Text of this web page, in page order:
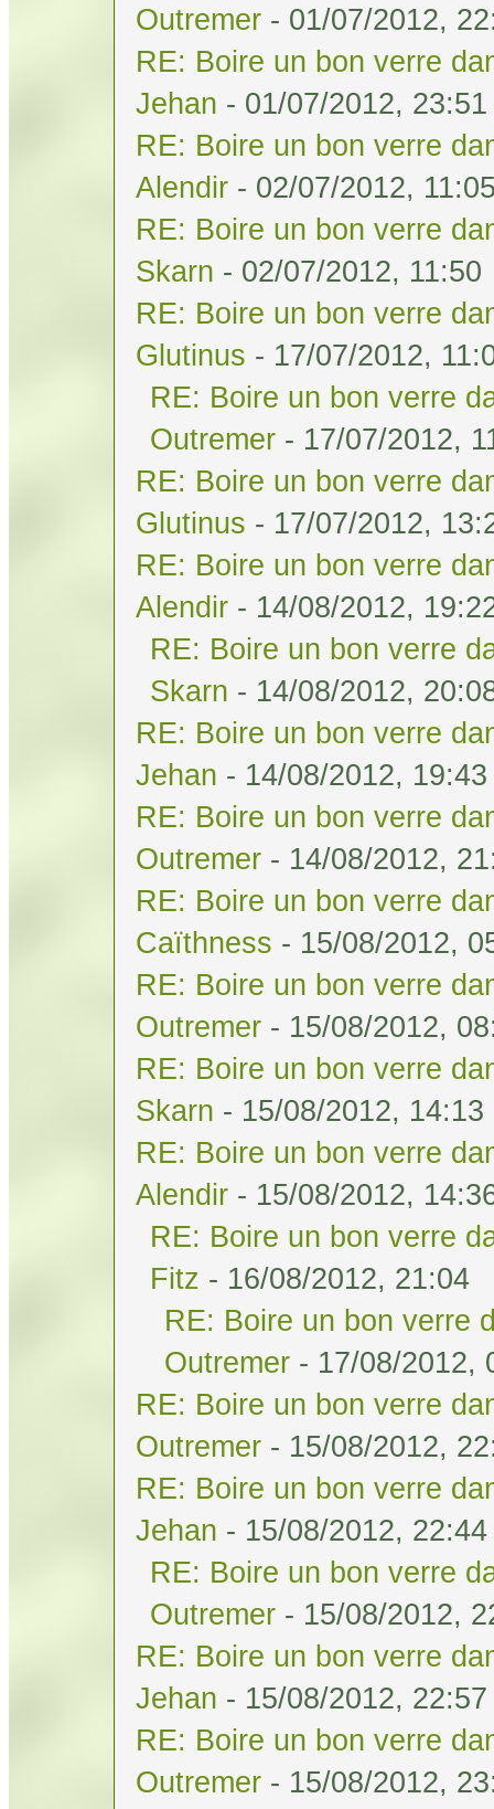
Outremer - 01/07/2012,
RE: Boire un bon verre
Jehan - 01/07/2012, 23:51
RE: Boire un bon verre
Alendir - 02/07/2012,
RE: Boire un bon verre
Skarn - 02/07/2012, 11:50
RE: Boire un bon verre
Glutinus - 17/07/2012,
RE: Boire un bon verre
Outremer - 17/07/2012,
RE: Boire un bon verre
Glutinus - 17/07/2012,
RE: Boire un bon verre
Alendir - 14/08/2012,
RE: Boire un bon verre
Skarn - 14/08/2012,
RE: Boire un bon verre
Jehan - 14/08/2012, 19:43
RE: Boire un bon verre
Outremer - 14/08/2012,
RE: Boire un bon verre
Caïthness - 15/08/2012,
RE: Boire un bon verre
Outremer - 15/08/2012,
RE: Boire un bon verre
Skarn - 15/08/2012, 14:13
RE: Boire un bon verre
Alendir - 15/08/2012,
RE: Boire un bon verre
Fitz - 16/08/2012, 21:04
RE: Boire un bon verre
Outremer - 17/08/2012,
RE: Boire un bon verre
Outremer - 15/08/2012,
RE: Boire un bon verre
Jehan - 15/08/2012, 22:44
RE: Boire un bon verre
Outremer - 15/08/2012,
RE: Boire un bon verre
Jehan - 15/08/2012, 22:57
RE: Boire un bon verre
Outremer - 15/08/2012,